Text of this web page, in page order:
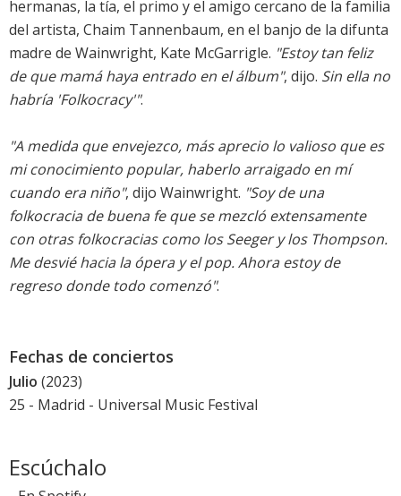
hermanas, la tía, el primo y el amigo cercano de la familia
del artista, Chaim Tannenbaum, en el banjo de la difunta
madre de Wainwright, Kate McGarrigle. "Estoy tan feliz
de que mamá haya entrado en el álbum", dijo. Sin ella no
habría 'Folkocracy'".
"A medida que envejezco, más aprecio lo valioso que es
mi conocimiento popular, haberlo arraigado en mí
cuando era niño", dijo Wainwright. "Soy de una
folkocracia de buena fe que se mezcló extensamente
con otras folkocracias como los Seeger y los Thompson.
Me desvié hacia la ópera y el pop. Ahora estoy de
regreso donde todo comenzó".
Fechas de conciertos
Julio (2023)
25 - Madrid - Universal Music Festival
Escúchalo